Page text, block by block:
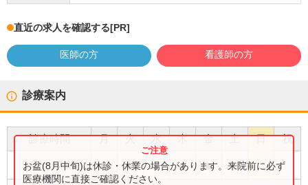
直近の求人を確認する[PR]
医師の方 看護師の方
診療案内
診療時間 月 火 水 木 金 土 日 祝
9:00〜 17:00 ● ● ● ● ●
お盆(8月中旬)は休診・休業の場合があります。来院前に必ず
医療機関に直接ご確認ください。